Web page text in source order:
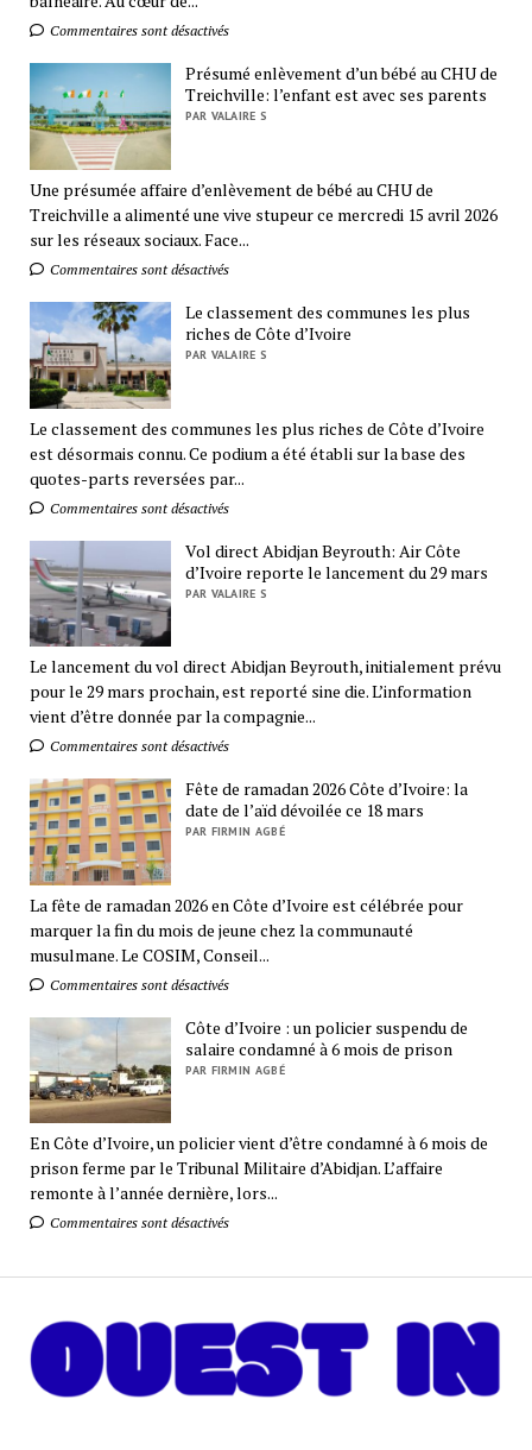
Commentaires sont désactivés
Présumé enlèvement d’un bébé au CHU de
Treichville: l’enfant est avec ses parents
PAR VALAIRE S
Une présumée affaire d’enlèvement de bébé au CHU de
Treichville a alimenté une vive stupeur ce mercredi 15 avril 2026
sur les réseaux sociaux. Face...
Commentaires sont désactivés
Le classement des communes les plus
riches de Côte d’Ivoire
PAR VALAIRE S
Le classement des communes les plus riches de Côte d’Ivoire
est désormais connu. Ce podium a été établi sur la base des
quotes-parts reversées par...
Commentaires sont désactivés
Vol direct Abidjan Beyrouth: Air Côte
d’Ivoire reporte le lancement du 29 mars
PAR VALAIRE S
Le lancement du vol direct Abidjan Beyrouth, initialement prévu
pour le 29 mars prochain, est reporté sine die. L’information
vient d’être donnée par la compagnie...
Commentaires sont désactivés
Fête de ramadan 2026 Côte d’Ivoire: la
date de l’aïd dévoilée ce 18 mars
PAR FIRMIN AGBÉ
La fête de ramadan 2026 en Côte d’Ivoire est célébrée pour
marquer la fin du mois de jeune chez la communauté
musulmane. Le COSIM, Conseil...
Commentaires sont désactivés
Côte d’Ivoire : un policier suspendu de
salaire condamné à 6 mois de prison
PAR FIRMIN AGBÉ
En Côte d’Ivoire, un policier vient d’être condamné à 6 mois de
prison ferme par le Tribunal Militaire d’Abidjan. L’affaire
remonte à l’année dernière, lors...
Commentaires sont désactivés